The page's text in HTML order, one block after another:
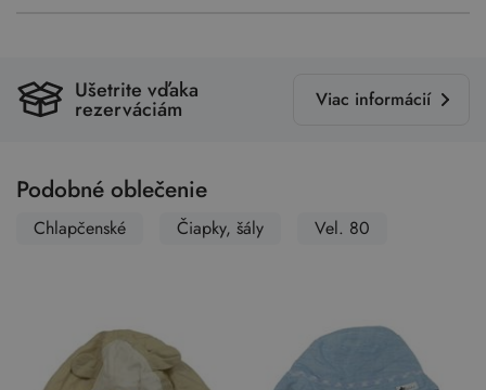
Ušetrite vďaka
rezerváciám Viac informácií
Podobné oblečenie
Chlapčenské Čiapky, šály Vel. 80